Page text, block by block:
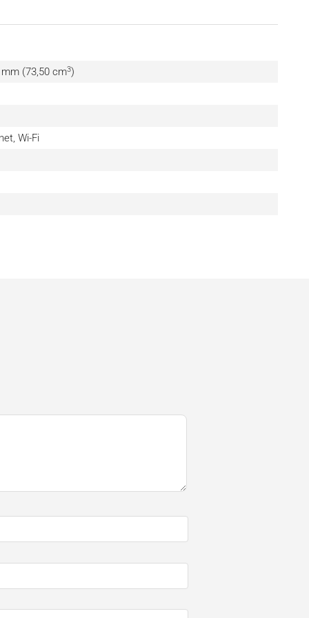
(73,50 cm3)
Wi-Fi